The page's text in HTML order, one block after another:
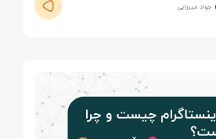
جواد میرزایی